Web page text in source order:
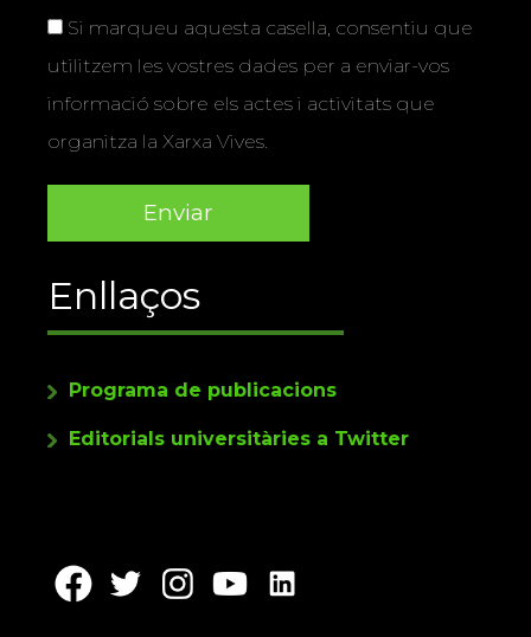
Si marqueu aquesta casella, consentiu que
utilitzem les vostres dades per a enviar-vos
informació sobre els actes i activitats que
organitza la Xarxa Vives.
Enllaços
Programa de publicacions
Editorials universitàries a Twitter